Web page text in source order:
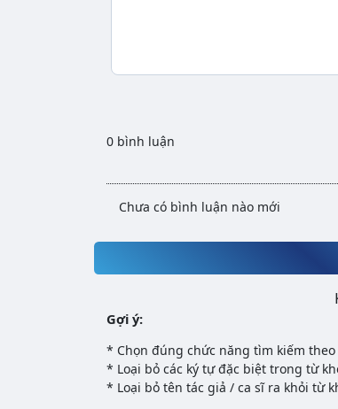
0 bình luận
Chưa có bình luận nào mới
Gợi ý:
* Chọn đúng chức năng tìm kiếm theo
* Loại bỏ các ký tự đặc biệt trong từ
* Loại bỏ tên tác giả / ca sĩ ra khỏi từ